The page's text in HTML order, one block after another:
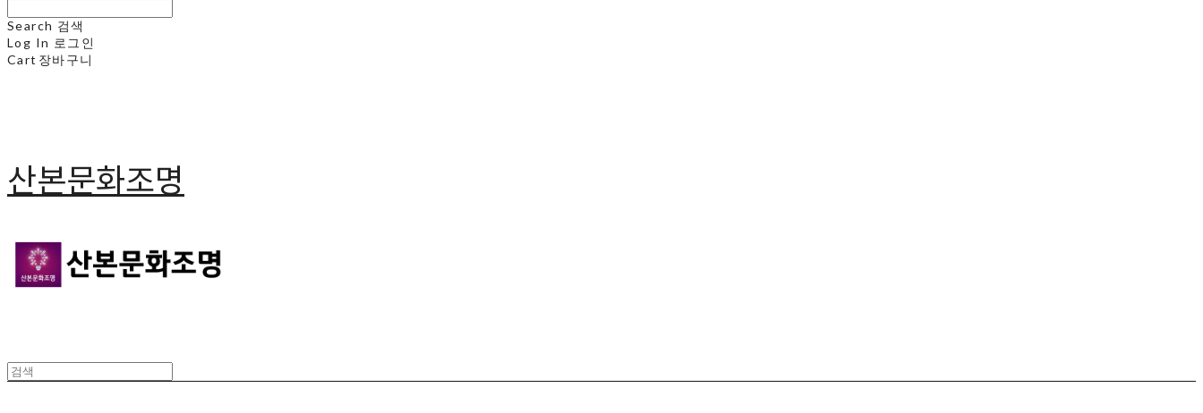
Search 검색
Log In 로그인
Cart 장바구니
산본문화조명